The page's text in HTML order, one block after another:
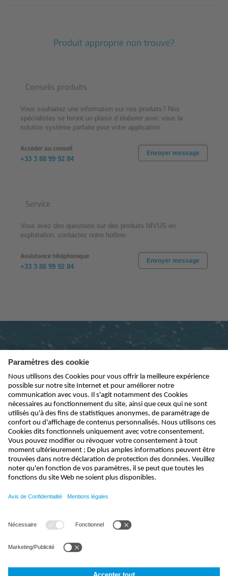
Produit approprié non trouvé?
Conseils produits
Vous souhaitez une information sur nos produits? Nos
spécialistes se feront un plaisir d´élaborer avec vous la
solution système parfaite pour votre application.
Accéder au conseil
+33 3 88 99 92 84
Envoyer message
Service
Vous avez des questions sur des produits NIVUS en
exploitation, contactez notre hotline.
Assistance téléphonique
+33 3 88 99 92 84
Envoyer message
Abonnez-vous à la newsletter
envoyer
info@nivus.fr
+33 (0) 388 99 92 84